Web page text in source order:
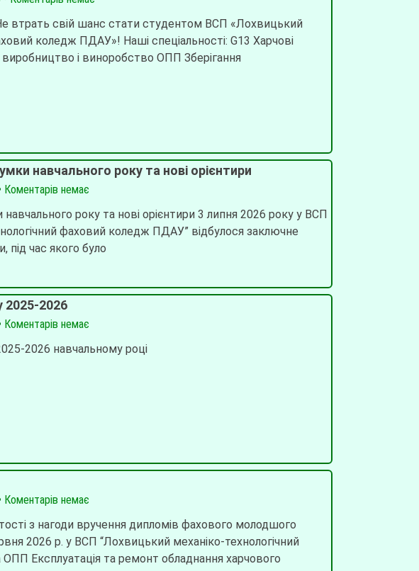
втрать свій шанс стати студентом ВСП «Лохвицький
коледж ПДАУ»! Наші спеціальності: G13 Харчові
і виноробство ОПП Зберігання
навчального року та нові орієнтири
Коментарів немає
навчального року та нові орієнтири 3 липня 2026 року у ВСП
фаховий коледж ПДАУ” відбулося заключне
під час якого було
2025-2026
Коментарів немає
2026 навчальному році
Коментарів немає
з нагоди вручення дипломів фахового молодшого
2026 р. у ВСП “Лохвицький механіко-технологічний
Експлуатація та ремонт обладнання харчового